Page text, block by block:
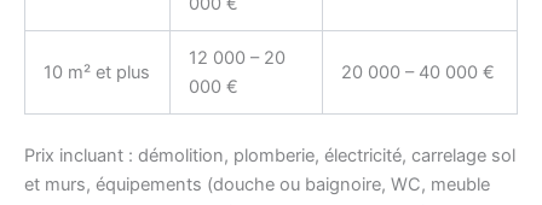
10 m² et plus
12 000 – 20
000 €
20 000 – 40 000 €
Prix incluant : démolition, plomberie, électricité, carrelage sol
et murs, équipements (douche ou baignoire, WC, meuble